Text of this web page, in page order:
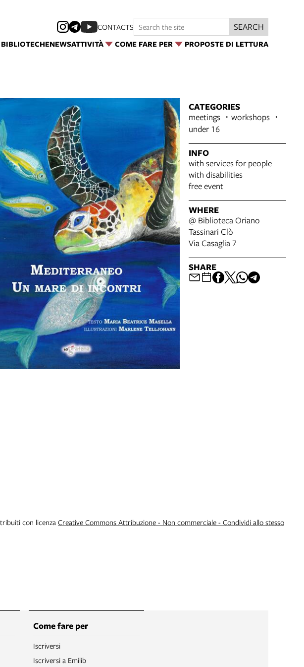
BIBLIOTECHENEWSATTIVITÀ COME FARE PER PROPOSTE DI LETTURA
CONTACTS SEARCH
CATEGORIES
meetings
workshops
under 16
INFO
with services for people
with disabilities
free event
WHERE
@ Biblioteca Oriano
Tassinari Clò
Via Casaglia 7
SHARE
con licenza Creative Commons Attribuzione - Non commerciale - Condividi allo stesso
Come fare per
Iscriversi
Iscriversi a Emilib